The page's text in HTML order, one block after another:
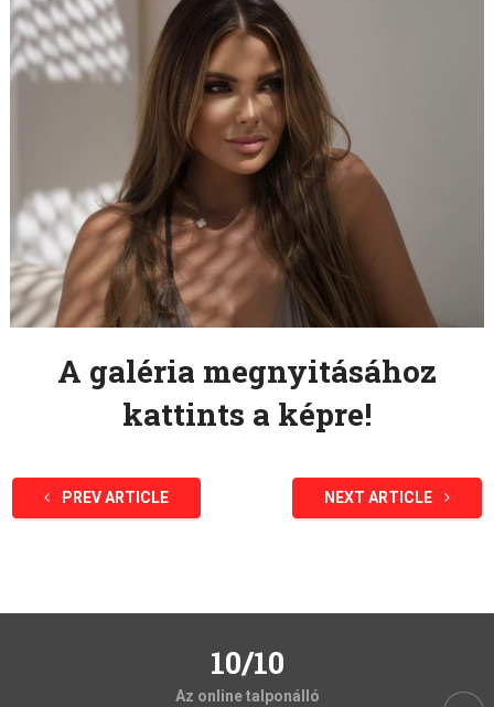
A galéria megnyitásához
kattints a képre!
PREV ARTICLE NEXT ARTICLE
10/10
Az online talponálló